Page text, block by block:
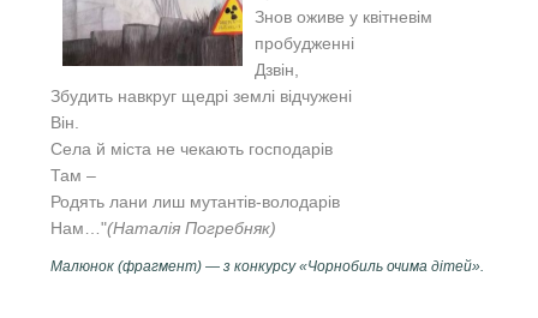
Знов оживе у квітневім
пробудженні
Дзвін,
Збудить навкруг щедрі землі відчужені
Він.
Села й міста не чекають господарів
Там –
Родять лани лиш мутантів-володарів
Нам…"(Наталія Погребняк)
Малюнок (фрагмент) — з конкурсу «Чорнобиль очима дітей».